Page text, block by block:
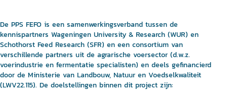
De PPS FEFO is een samenwerkingsverband tussen de
kennispartners Wageningen University & Research (WUR) en
Schothorst Feed Research (SFR) en een consortium van
verschillende partners uit de agrarische voersector (d.w.z.
voerindustrie en fermentatie specialisten) en deels gefinancierd
door de Ministerie van Landbouw, Natuur en Voedselkwaliteit
(LWV22.115). De doelstellingen binnen dit project zijn: